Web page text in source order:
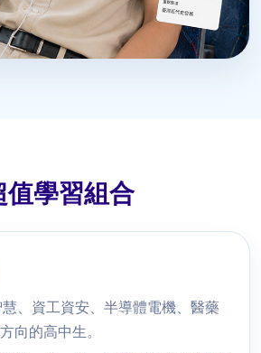
值學習組合
、資工資安、半導體電機、醫藥
向的高中生。